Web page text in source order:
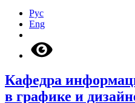
Рус
Eng
Кафедра
в графике и